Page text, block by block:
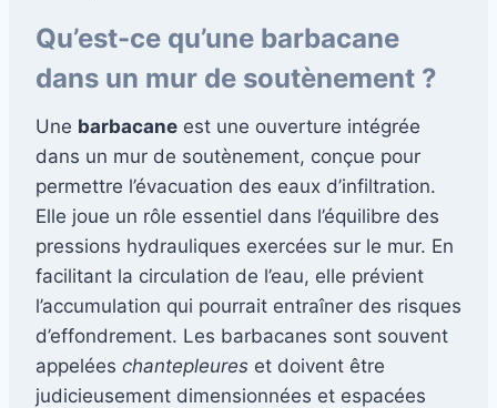
Qu’est-ce qu’une barbacane
dans un mur de soutènement ?
Une barbacane est une ouverture intégrée
dans un mur de soutènement, conçue pour
permettre l’évacuation des eaux d’infiltration.
Elle joue un rôle essentiel dans l’équilibre des
pressions hydrauliques exercées sur le mur. En
facilitant la circulation de l’eau, elle prévient
l’accumulation qui pourrait entraîner des risques
d’effondrement. Les barbacanes sont souvent
appelées chantepleures et doivent être
judicieusement dimensionnées et espacées